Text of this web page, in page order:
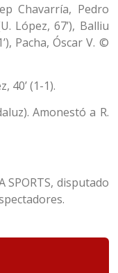
Chavarría, Pedro
López, 67’), Balliu
Pacha, Óscar V. ©
40’ (1-1).
Amonestó a R.
SPORTS, disputado